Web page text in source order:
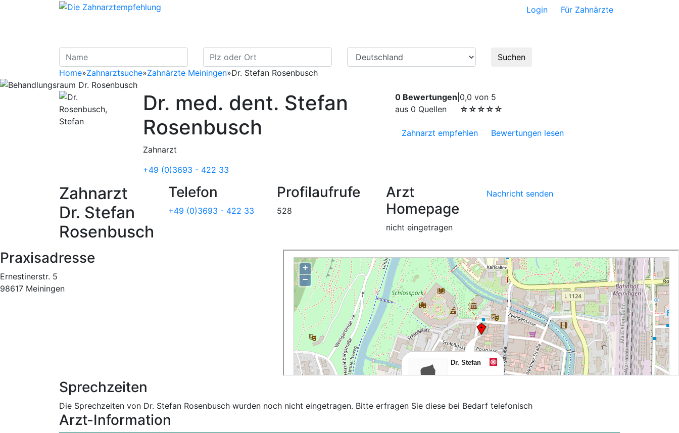
Login Für Zahnärzte
Suchen
Home»Zahnarztsuche»Zahnärzte Meiningen»Dr. Stefan Rosenbusch
Dr. med. dent. Stefan
Rosenbusch
Zahnarzt
+49 (0)3693 - 422 33
0 Bewertungen
aus 0 Quellen
0,0 von 5
☆☆☆☆☆
Zahnarzt empfehlen Bewertungen lesen
Zahnarzt
Dr. Stefan
Rosenbusch
Telefon
+49 (0)3693 - 422 33
Profilaufrufe
528
Arzt
Homepage
nicht eingetragen
Nachricht senden
Praxisadresse
Ernestinerstr. 5
98617 Meiningen
Sprechzeiten
Die Sprechzeiten von Dr. Stefan Rosenbusch wurden noch nicht eingetragen. Bitte erfragen Sie diese bei Bedarf telefonisch
Arzt-Information